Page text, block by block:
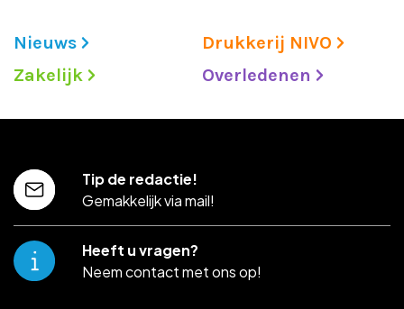
Nieuws
Drukkerij NIVO
Zakelijk
Overledenen
Tip de redactie!
Gemakkelijk via mail!
Heeft u vragen?
Neem contact met ons op!